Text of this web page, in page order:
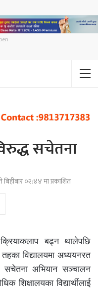
सचेतना
०२:४४ मा प्रकाशित
बढ्न थालेपछि
विद्यालयमा अध्ययनरत
सचेतना अभियान सञ्चालन
शिक्षालयका विद्यार्थीलाई